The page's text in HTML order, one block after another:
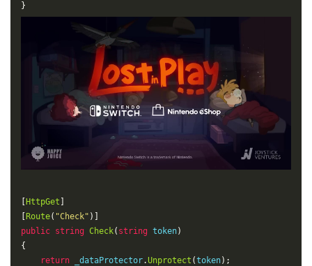
}
[HttpGet ]
[Route( "Check" )]
public string Check( string token)
{
return _dataProtector.Unprotect (token);